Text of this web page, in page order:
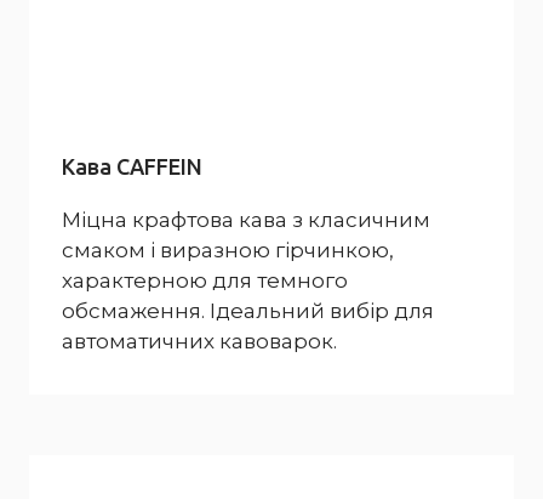
Кава CAFFEIN
Міцна крафтова кава з класичним
смаком і виразною гірчинкою,
характерною для темного
обсмаження. Ідеальний вибір для
автоматичних кавоварок.